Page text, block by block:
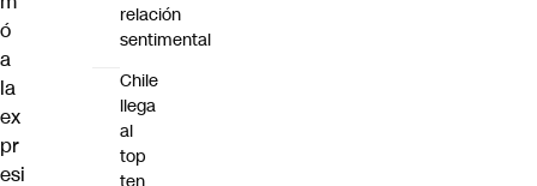
ó
a
la
ex
pr
esi
relación
sentimental
Chile
llega
al
top
ten